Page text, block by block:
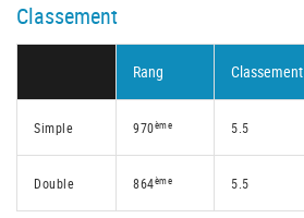
Classement
Rang Classement
Simple 970ème 5.5
Double 864ème 5.5